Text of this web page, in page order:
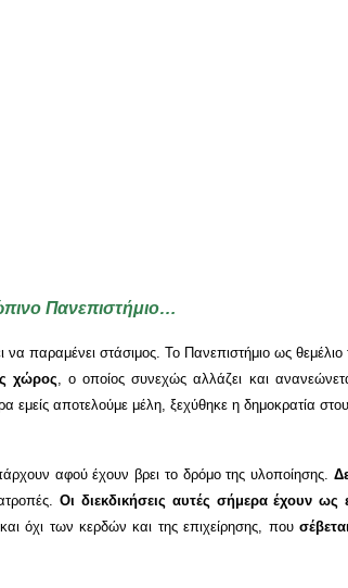
Πανεπιστήμιο…
να παραμένει στάσιμος. Το Πανεπιστήμιο ως
χώρος, ο οποίος συνεχώς αλλάζει και
εμείς αποτελούμε μέλη, ξεχύθηκε η
αφού έχουν βρει το δρόμο της υλοποίησης.
Οι διεκδικήσεις αυτές σήμερα έχουν
και όχι των κερδών και της επιχείρησης, που